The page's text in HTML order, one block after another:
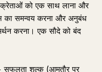
को एक साथ लाना और
का समन्वय करना और अनुबंध
करना। एक सौदे को बंद
सफलता शुल्क (आमतौर पर